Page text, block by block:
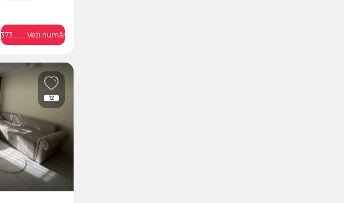
+373 .. ... Vezi numărul
12